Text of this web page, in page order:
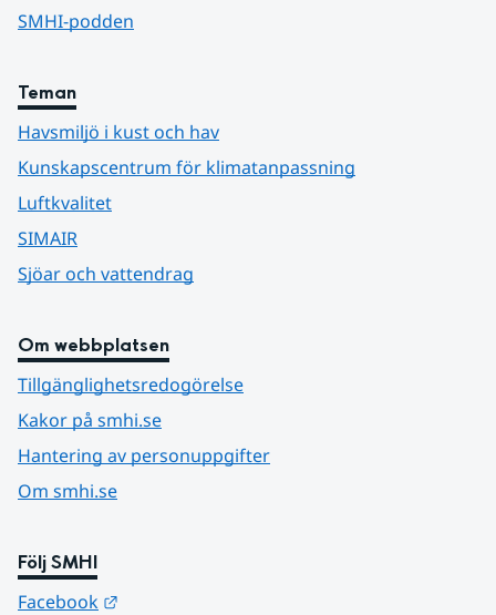
SMHI-podden
Teman
Havsmiljö i kust och hav
Kunskapscentrum för klimatanpassning
Luftkvalitet
SIMAIR
Sjöar och vattendrag
Om webbplatsen
Tillgänglighetsredogörelse
Kakor på smhi.se
Hantering av personuppgifter
Om smhi.se
Följ SMHI
Facebook